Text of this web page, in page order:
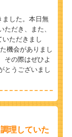
ました。本日無
だき、また、
ただきまし
機会がありまし
その際はぜひよ
とうございまし
理していた